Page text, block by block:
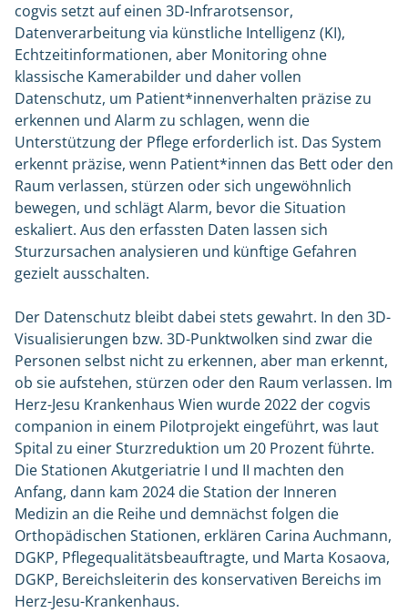
cogvis setzt auf einen 3D-Infrarotsensor,
Datenverarbeitung via künstliche Intelligenz (KI),
Echtzeitinformationen, aber Monitoring ohne
klassische Kamerabilder und daher vollen
Datenschutz, um Patient*innenverhalten präzise zu
erkennen und Alarm zu schlagen, wenn die
Unterstützung der Pflege erforderlich ist. Das System
erkennt präzise, wenn Patient*innen das Bett oder den
Raum verlassen, stürzen oder sich ungewöhnlich
bewegen, und schlägt Alarm, bevor die Situation
eskaliert. Aus den erfassten Daten lassen sich
Sturzursachen analysieren und künftige Gefahren
gezielt ausschalten.
Der Datenschutz bleibt dabei stets gewahrt. In den 3D-
Visualisierungen bzw. 3D-Punktwolken sind zwar die
Personen selbst nicht zu erkennen, aber man erkennt,
ob sie aufstehen, stürzen oder den Raum verlassen. Im
Herz-Jesu Krankenhaus Wien wurde 2022 der cogvis
companion in einem Pilotprojekt eingeführt, was laut
Spital zu einer Sturzreduktion um 20 Prozent führte.
Die Stationen Akutgeriatrie I und II machten den
Anfang, dann kam 2024 die Station der Inneren
Medizin an die Reihe und demnächst folgen die
Orthopädischen Stationen, erklären Carina Auchmann,
DGKP, Pflegequalitätsbeauftragte, und Marta Kosaova,
DGKP, Bereichsleiterin des konservativen Bereichs im
Herz-Jesu-Krankenhaus.